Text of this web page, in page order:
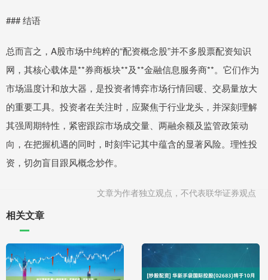
### 结语
总而言之，A股市场中纯粹的“配资概念股”并不多股票配资知识
网，其核心载体是**券商板块**及**金融信息服务商**。它们作为
市场温度计和放大器，是投资者博弈市场行情回暖、交易量放大
的重要工具。投资者在关注时，应聚焦于行业龙头，并深刻理解
其强周期特性，紧密跟踪市场成交量、两融余额及监管政策动
向，在把握机遇的同时，时刻牢记其中蕴含的显著风险。理性投
资，切勿盲目跟风概念炒作。
文章为作者独立观点，不代表联华证券观点
相关文章